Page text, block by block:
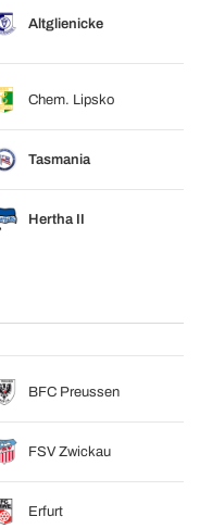
Altglienicke
Chem. Lipsko
Tasmania
Hertha II
BFC Preussen
FSV Zwickau
Erfurt